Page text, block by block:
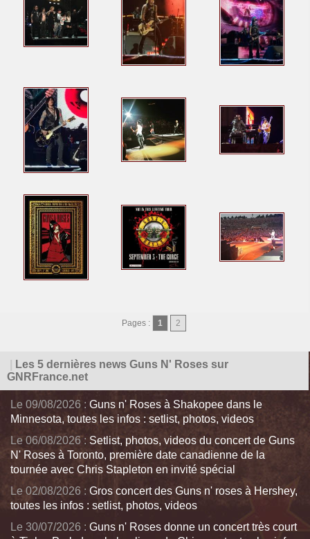
Pages : 1 2
Les 5 dernières news Guns N' Roses sur
GNRFrance.net
Le 09/08/2026 : Guns n' Roses à Shakopee dans le
Minnesota, toutes les infos : setlist, photos, videos
Le 06/08/2026 : Setlist, photos, videos du concert de Guns
N' Roses à Toronto, première date canadienne de la
tournée avec Chris Stapleton en invité spécial
Le 02/08/2026 : Gros concert des Guns n' roses à Hershey,
toutes les infos : setlist, photos, videos
Le 30/07/2026 : Guns n' Roses donne un concert très court